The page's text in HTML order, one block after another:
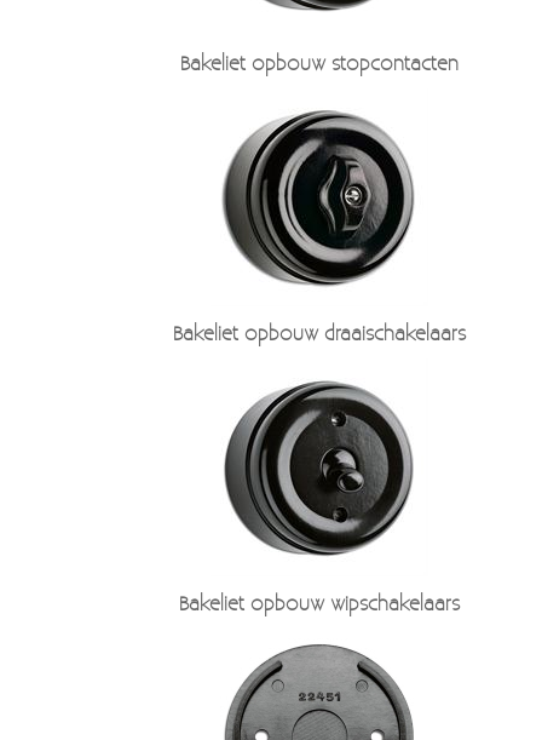
Deur- en raambeslag
Bellen en belknoppen
Smeg 50s klein elektro
Bakeliet opbouw stopcontacten
Bakeliet opbouw draaischakelaars
Bakeliet opbouw wipschakelaars